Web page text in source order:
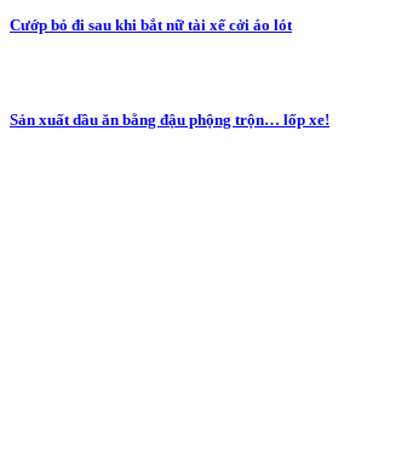
Cướp bỏ đi sau khi bắt nữ tài xế cởi áo lót
Sản xuất dầu ăn bằng đậu phộng trộn… lốp xe!